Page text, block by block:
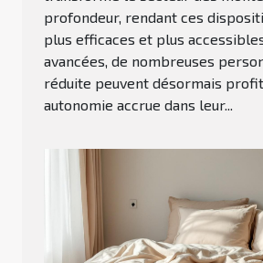
profondeur, rendant ces
plus efficaces et plus
avancées, de nombreuses
réduite peuvent désormais
autonomie accrue dans leur...